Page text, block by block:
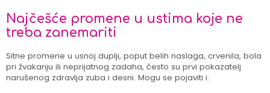
Najčešće promene u ustima koje ne
treba zanemariti
Sitne promene u usnoj duplji, poput belih naslaga, crvenila, bola
pri žvakanju ili neprijatnog zadaha, često su prvi pokazatelj
narušenog zdravlja zuba i desni. Mogu se pojaviti i: